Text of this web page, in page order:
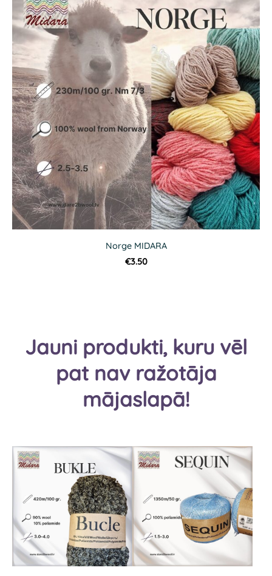
Norge MIDARA
€3.50
Jauni produkti, kuru vēl
pat nav ražotāja
mājaslapā!